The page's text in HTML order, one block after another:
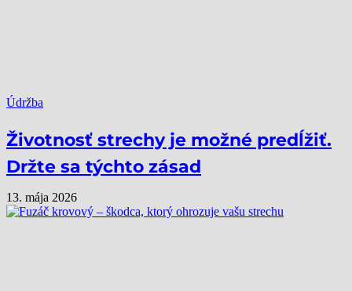
Údržba
Životnosť strechy je možné predĺžiť.
Držte sa týchto zásad
13. mája 2026